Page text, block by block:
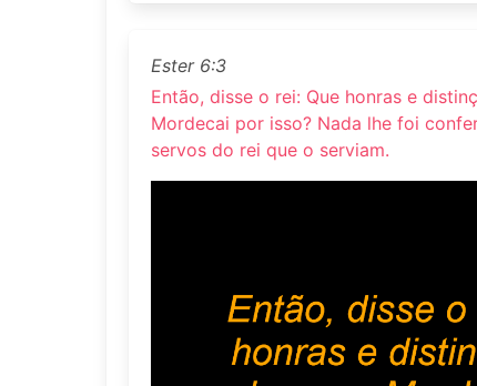
Ester 6:3
Então, disse o rei: Que honras e
Mordecai por isso? Nada lhe foi
servos do rei que o serviam.